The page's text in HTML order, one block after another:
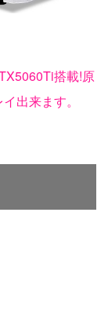
搭載!原
出来ます。